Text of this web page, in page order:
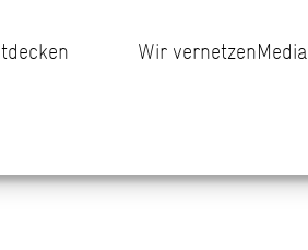
Wir vernetzenMedia